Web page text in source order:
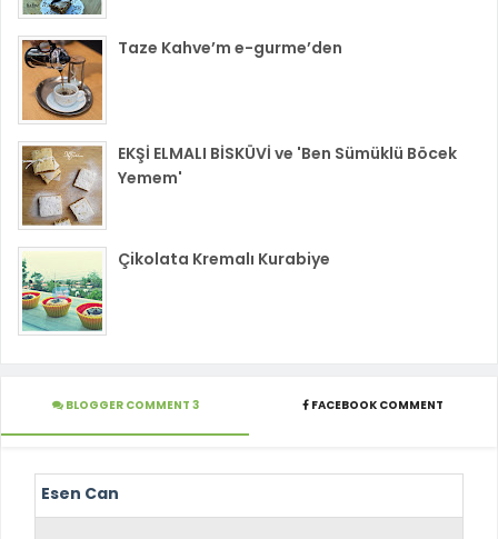
Taze Kahve’m e-gurme’den
EKŞİ ELMALI BİSKÜVİ ve 'Ben Sümüklü Böcek
Yemem'
Çikolata Kremalı Kurabiye
BLOGGER COMMENT 3 FACEBOOK COMMENT
Esen Can